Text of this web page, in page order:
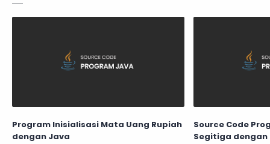
Program Inisialisasi Mata Uang Rupiah
dengan Java
Source Code
Segitiga